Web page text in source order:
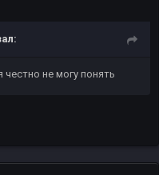
не могу понять